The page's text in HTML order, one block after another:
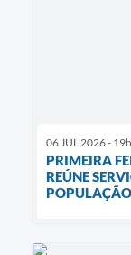
06 JUL 2026 -
PRIMEIRA
REÚNE
POPULAÇÃO